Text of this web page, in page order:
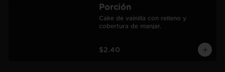
Porción
Cake de vainilla con relleno y
cobertura de manjar.
$2.40